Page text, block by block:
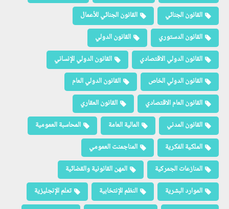
القانون الجنائي
القانون الجنائي للأعمال
القانون الدستوري
القانون الدولي
القانون الدولي الاقتصادي
القانون الدولي الإنساني
القانون الدولي الخاص
القانون الدولي العام
القانون العام الاقتصادي
القانون العقاري
القانون المدني
المالية العامة
المحاسبة العمومية
الملكية الفكرية
المناجمنت العمومي
المنازعات الجمركية
المهن القانونية والقضائية
الموارد البشرية
النظم الإنتخابية
تعلم الإنجليزية